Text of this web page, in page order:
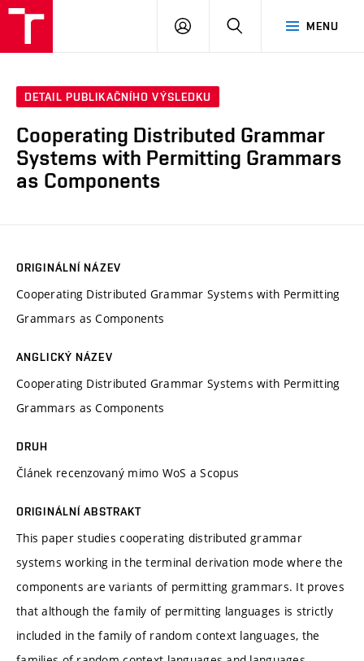
MENU
PŘIHLÁSIT
DETAIL PUBLIKAČNÍHO VÝSLEDKU
Cooperating Distributed Grammar
Systems with Permitting Grammars
as Components
ORIGINÁLNÍ NÁZEV
Cooperating Distributed Grammar Systems with Permitting
Grammars as Components
ANGLICKÝ NÁZEV
Cooperating Distributed Grammar Systems with Permitting
Grammars as Components
DRUH
Článek recenzovaný mimo WoS a Scopus
ORIGINÁLNÍ ABSTRAKT
This paper studies cooperating distributed grammar
systems working in the terminal derivation mode where the
components are variants of permitting grammars. It proves
that although the family of permitting languages is strictly
included in the family of random context languages, the